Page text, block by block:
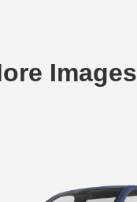
Images